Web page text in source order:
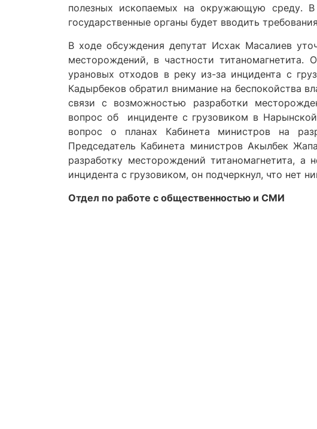
полезных ископаемых на окружающую среду. В
государственные органы будет вводить
В ходе обсуждения депутат Исхак Масалиев
месторождений, в частности
урановых отходов в реку из-за инцидента с
Кадырбеков обратил внимание на беспокойства
связи с возможностью разработки
вопрос об инциденте с грузовиком в
вопрос о планах Кабинета министров на
Председатель Кабинета министров Акылбек
разработку месторождений титаномагнетита,
инцидента с грузовиком, он подчеркнул, что нет
Отдел по работе с общественностью и СМИ